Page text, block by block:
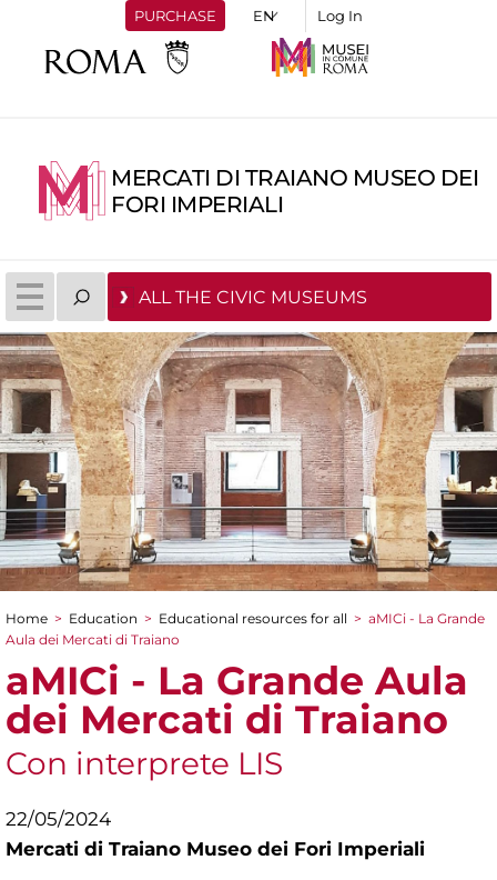
PURCHASE Log In
MERCATI DI TRAIANO MUSEO DEI
FORI IMPERIALI
ALL THE CIVIC MUSEUMS
You are here
Home > Education > Educational resources for all > aMICi - La Grande
Aula dei Mercati di Traiano
aMICi - La Grande Aula
dei Mercati di Traiano
Con interprete LIS
22/05/2024
Mercati di Traiano Museo dei Fori Imperiali